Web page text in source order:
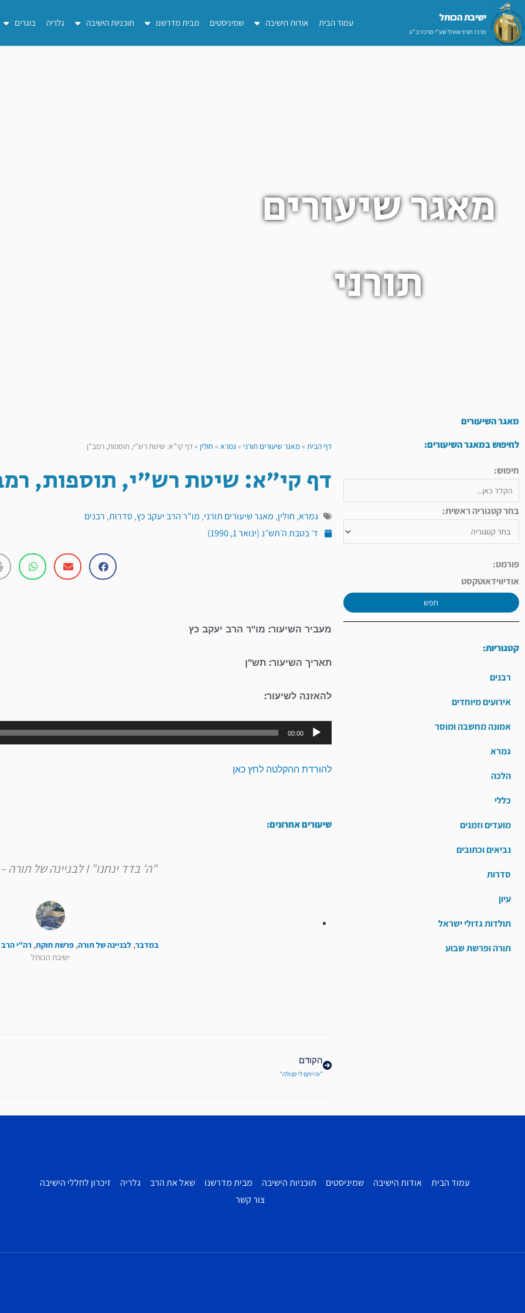
דילוג
לתוכן
ישיבת הכותל​
מרכז תורני וואהל שע"י מרכז יב"ע
עמוד הבית אודות הישיבה שמיניסטים מבית מדרשנו תוכניות הישיבה גלריה בוגרים
מאגר שיעורים
תורני
מאגר השיעורים
לחיפוש במאגר השיעורים:
חיפוש:
בחר קטגוריה ראשית:
פורמט:
אודיווידאוטקסט
חפש
קטגוריות:
רבנים
אירועים מיוחדים
אמונה מחשבה ומוסר
גמרא
הלכה
כללי
מועדים וזמנים
נביאים וכתובים
סדרות
עיון
תולדות גדולי ישראל
תורה ופרשת שבוע
דף הבית »מאגר שיעורים תורני »גמרא » חולין »דף קי”א: שיטת רש”י, תוספות, רמב”ן
דף קי"א: שיטת רש"י, תוספות,
גמרא, חולין, מאגר שיעורים תורני, מו"ר הרב יעקב כץ,סדרות, רבנים
ד׳ בטבת ה׳תש״נ (ינואר 1, 1990)
מעביר השיעור: מו"ר הרב יעקב כץ
תאריך השיעור: תש"ן
להאזנה לשיעור:
נגן
אודיו
00:00
להורדת ההקלטה לחץ כאן
שיעורים אחרונים:
"ה' בדד ינחנו" I לבניינה של תורה – פרשת חוקת
במדבר, לבניינה של תורה, פרשת חוקת, רה"י הרב
ישיבת הכותל
הקודם
"והייתם לי סגולה"
עמוד הבית אודות הישיבה שמיניסטים תוכניות הישיבה מבית מדרשנו שאל את הרב גלריה
זיכרון לחללי הישיבה
צור קשר